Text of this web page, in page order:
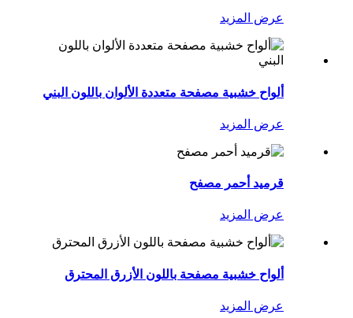
عرض المزيد
ألواح خشبية مصفحة متعددة الألوان باللون البني
عرض المزيد
قرميد أحمر مصفح
عرض المزيد
ألواح خشبية مصفحة باللون الأزرق المحترق
عرض المزيد